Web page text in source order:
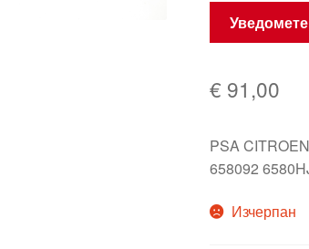
€ 91,00
PSA
658092
Изчерпан